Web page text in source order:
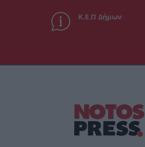
Κ.Ε.Π Δήμων